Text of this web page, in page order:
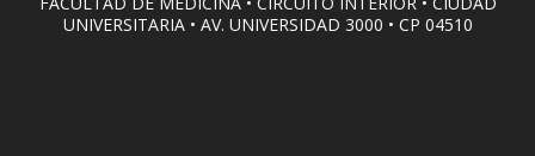
UNIVERSITARIA • AV. UNIVERSIDAD 3000 • CP 04510